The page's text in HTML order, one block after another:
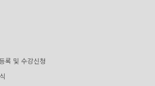
록 및 수강신청